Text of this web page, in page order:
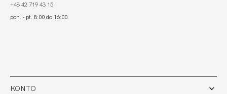
KONTO
+48 42 719 43 15
pon. - pt. 8:00 do 16:00